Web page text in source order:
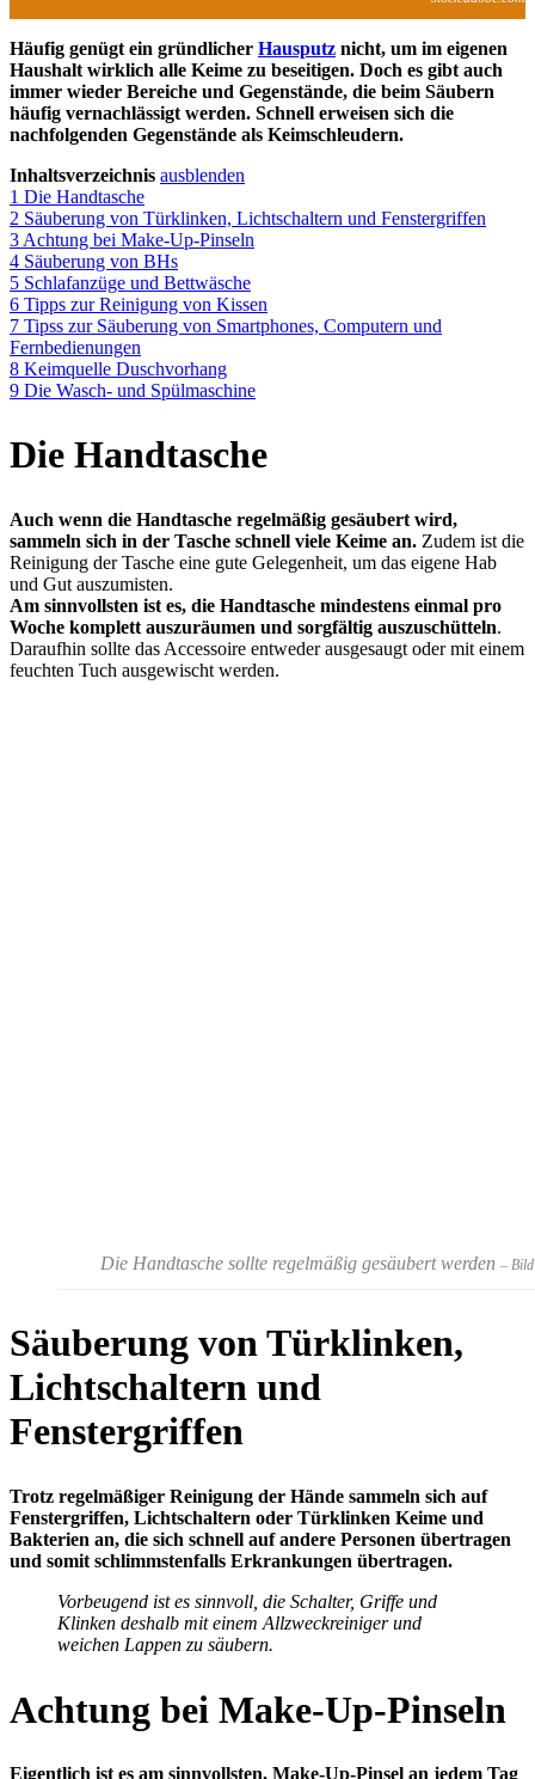
Häufig genügt ein gründlicher Hausputz nicht, um im eigenen
Haushalt wirklich alle Keime zu beseitigen. Doch es gibt auch
immer wieder Bereiche und Gegenstände, die beim Säubern
häufig vernachlässigt werden. Schnell erweisen sich die
nachfolgenden Gegenstände als Keimschleudern.
Inhaltsverzeichnis ausblenden
1 Die Handtasche
2 Säuberung von Türklinken, Lichtschaltern und Fenstergriffen
3 Achtung bei Make-Up-Pinseln
4 Säuberung von BHs
5 Schlafanzüge und Bettwäsche
6 Tipps zur Reinigung von Kissen
7 Tipss zur Säuberung von Smartphones, Computern und
Fernbedienungen
8 Keimquelle Duschvorhang
9 Die Wasch- und Spülmaschine
Die Handtasche
Auch wenn die Handtasche regelmäßig gesäubert wird,
sammeln sich in der Tasche schnell viele Keime an. Zudem ist die
Reinigung der Tasche eine gute Gelegenheit, um das eigene Hab
und Gut auszumisten.
Am sinnvollsten ist es, die Handtasche mindestens einmal pro
Woche komplett auszuräumen und sorgfältig auszuschütteln.
Daraufhin sollte das Accessoire entweder ausgesaugt oder mit einem
feuchten Tuch ausgewischt werden.
Die Handtasche sollte regelmäßig gesäubert werden –
Säuberung von Türklinken,
Lichtschaltern und
Fenstergriffen
Trotz regelmäßiger Reinigung der Hände sammeln sich auf
Fenstergriffen, Lichtschaltern oder Türklinken Keime und
Bakterien an, die sich schnell auf andere Personen übertragen
und somit schlimmstenfalls Erkrankungen übertragen.
Vorbeugend ist es sinnvoll, die Schalter, Griffe und
Klinken deshalb mit einem Allzweckreiniger und
weichen Lappen zu säubern.
Achtung bei Make-Up-Pinseln
Eigentlich ist es am sinnvollsten, Make-Up-Pinsel an jedem Tag